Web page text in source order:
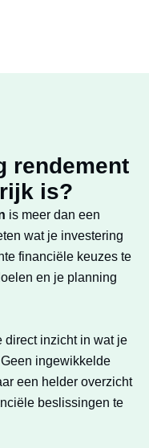
rendement
is?
is meer dan een
wat je investering
financiële keuzes te
en je planning
direct inzicht in wat je
ingewikkelde
een helder overzicht
beslissingen te